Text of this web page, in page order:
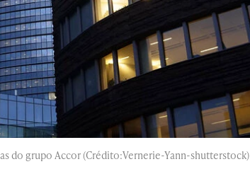
do grupo Accor (Crédito:Vernerie-Yann-shutterstock)